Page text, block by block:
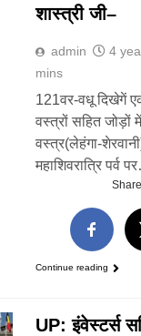
शास्त्री जी–
admin 4
mins
121वर-वधू दिखेगें
वस्त्रों सहित जोड़ों
वस्त्र(लेहंगा-
महाशिवरात्रि पर्व
Continue reading
UP: इंवेस्टर्स